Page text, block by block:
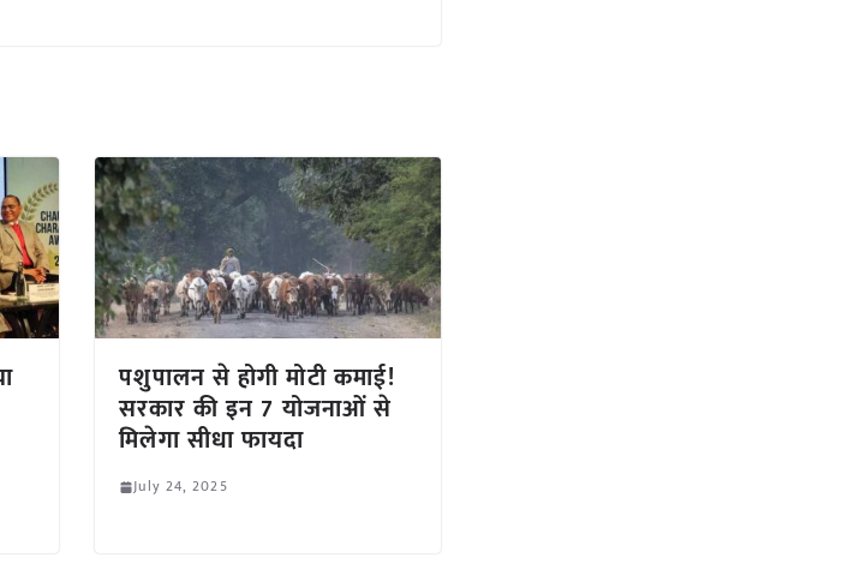
पशुपालन से होगी मोटी कमाई!
सरकार की इन 7 योजनाओं से
मिलेगा सीधा फायदा
July 24, 2025